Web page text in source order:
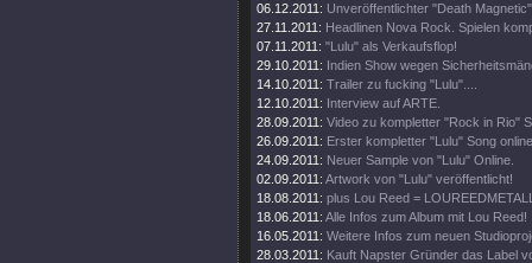
06.12.2011: Unveröffentlichter "Death
27.11.2011: Headlinen Nova Rock. Spielen
07.11.2011: "Lulu" als Verkaufsflop!
29.10.2011: Indien Show wegen
14.10.2011: Trailer zu fucking "Lulu"....
12.10.2011: Interview auf ARTE.
28.09.2011: Video zu kompletter "Rock in Rio"
26.09.2011: Erster kompletter "Lulu" Song
24.09.2011: Neuer Sample von "Lulu" Online.
02.09.2011: Artwork von "Lulu" veröffentlicht!
18.08.2011: plus Lou Reed =
18.06.2011: Alle Infos zum Album mit Lou Reed!
16.05.2011: Weitere Infos zum neuen
28.03.2011: Kauft Napster Gründer das Label